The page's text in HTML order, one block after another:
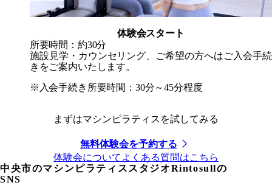
体験会スタート
所要時間：約30分
施設見学・カウンセリング、ご希望の方へはご入会手続
きをご案内いたします。
※入会手続き所要時間：30分～45分程度
まずはマシンピラティスを試してみる
無料体験会を予約する
体験会についてよくある質問はこちら
中央市のマシンピラティススタジオRintosullの
SNS